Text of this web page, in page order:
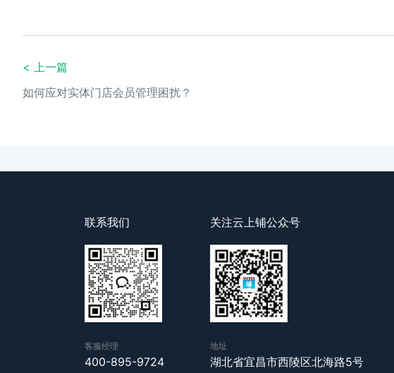
< 上一篇
如何应对实体门店会员管理困扰？
联系我们
客服经理
400-895-9724
关注云上铺公众号
地址
湖北省宜昌市西陵区北海路5号